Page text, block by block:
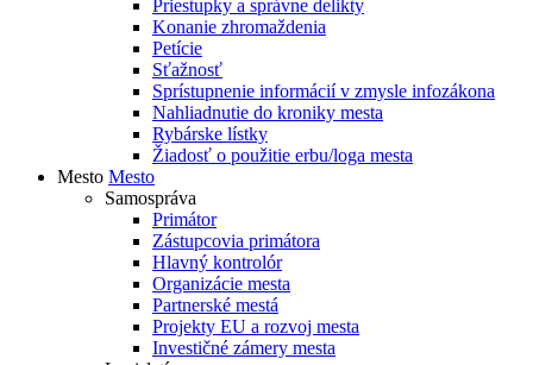
Priestupky a správne delikty
Konanie zhromaždenia
Petície
Sťažnosť
Sprístupnenie informácií v zmysle infozákona
Nahliadnutie do kroniky mesta
Rybárske lístky
Žiadosť o použitie erbu/loga mesta
Mesto Mesto
Samospráva
Primátor
Zástupcovia primátora
Hlavný kontrolór
Organizácie mesta
Partnerské mestá
Projekty EU a rozvoj mesta
Investičné zámery mesta